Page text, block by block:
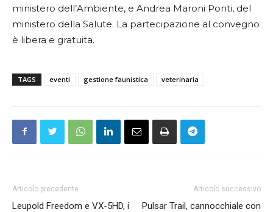
ministero dell’Ambiente, e Andrea Maroni Ponti, del
ministero della Salute. La partecipazione al convegno
è libera e gratuita.
TAGS eventi gestione faunistica veterinaria
Articolo precedente
Leupold Freedom e VX-5HD, i
Articolo successivo
Pulsar Trail, cannocchiale con